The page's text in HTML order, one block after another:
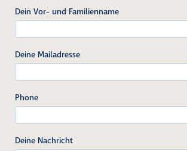
Dein Vor- und Familienname
Deine Mailadresse
Phone
Deine Nachricht